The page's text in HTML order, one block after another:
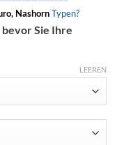
NashornTypen?
bevor Sie Ihre
LEEREN